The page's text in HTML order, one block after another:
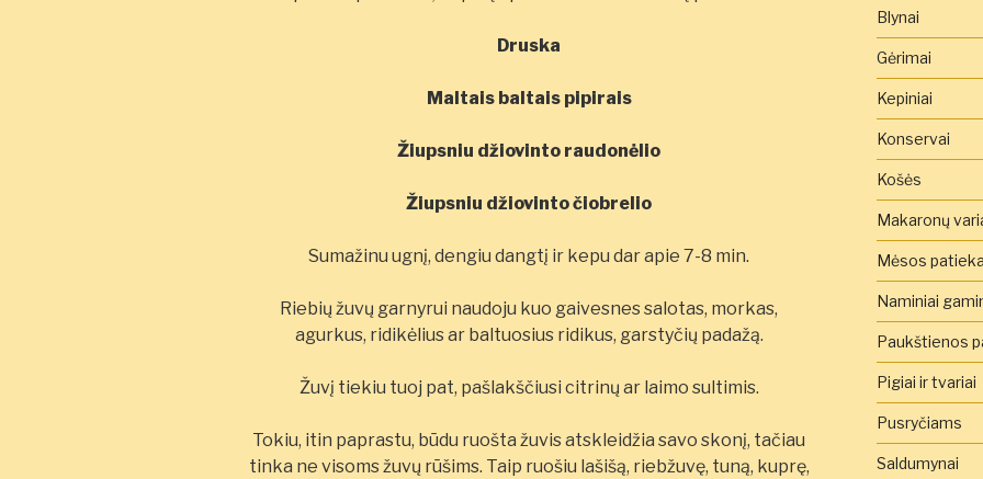
Druska
Maltais baltais pipirais
Žiupsniu džiovinto raudonėlio
Žiupsniu džiovinto čiobrelio
Sumažinu ugnį, dengiu dangtį ir kepu dar apie 7-8 min.
Riebių žuvų garnyrui naudoju kuo gaivesnes salotas, morkas,
agurkus, ridikėlius ar baltuosius ridikus, garstyčių padažą.
Žuvį tiekiu tuoj pat, pašlakščiusi citrinų ar laimo sultimis.
Tokiu, itin paprastu, būdu ruošta žuvis atskleidžia savo skonį, tačiau
tinka ne visoms žuvų rūšims. Taip ruošiu lašišą, riebžuvę, tuną, kuprę,
Blynai
Gėrimai
Kepiniai
Konservai
Košės
Makaronų
Mėsos
Naminiai
Paukštienos
Pigiai ir tvariai
Pusryčiams
Saldumynai